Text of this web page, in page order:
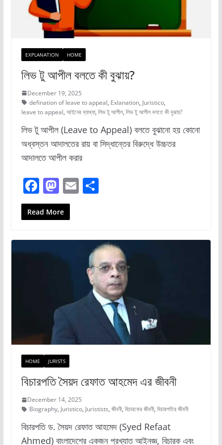
EXPLANATION HOME
লিভ টু আপীল বলতে কী বুঝায়?
December 19, 2025
defination of leave to appeal, Exlanation, Juristico,
leave to appeal, আইনের ব্যাখ্যা, লিভ টু আপীল, লিভ টু আপীল বলতে কী বুঝায়?
লিভ টু আপীল (Leave to Appeal) বলতে বুঝানো হয় কোনো
অধ্বস্তন আদালতের রায় বা সিদ্ধান্তের বিরুদ্ধে উচ্চতর
আদালতে আপীল করার
F
a
c
b
M
a
st
o
E S
Read More
HOME JURISTS
বিচারপতি সৈয়দ রেফাত আহমেদ এর জীবনী
December 14, 2025
Biography, Juristico, Juristists, জীবনী, বিচারকের জীবনী, বিচারপতির জীবনী
বিচারপতি ড. সৈয়দ রেফাত আহমেদ (Syed Refaat
Ahmed) বাংলাদেশের একজন প্রখ্যাত আইনজ্ঞ, বিচারক এবং